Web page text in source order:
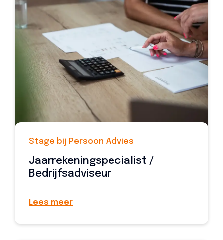
Stage bij Persoon Advies
Jaarrekeningspecialist /
Bedrijfsadviseur
Lees meer